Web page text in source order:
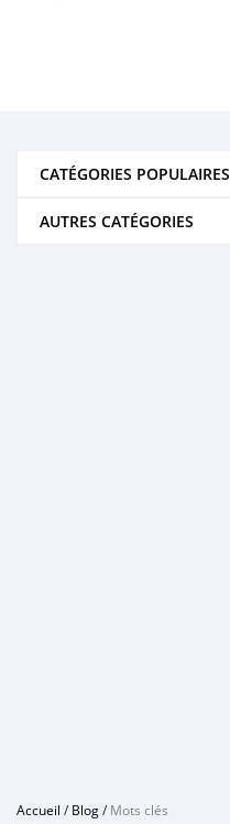
CATÉGORIES POPULAIRES
AUTRES CATÉGORIES
Accueil /Blog/Mots clés